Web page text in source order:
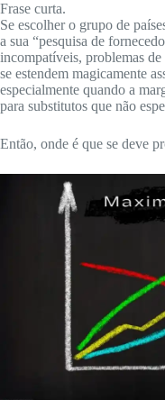
Frase curta.
Se escolher o grupo de
a sua “pesquisa de
incompatíveis, problemas de
se estendem magicamente
especialmente quando a
para substitutos que não
Então, onde é que se deve